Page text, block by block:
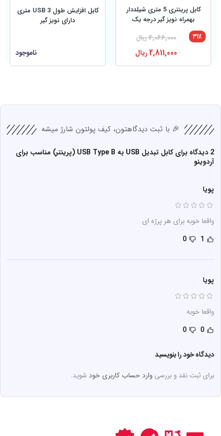
کابل پرینتری 5 متری شیلددار
بهمراه نویز گیر درجه یک
4,066,000ریال
2,811,000ریال
۳۱٪
کابل افزایش طول USB 3 متری
دارای نویز گیر
ناموجود
🎉 با ثبت دیدگاهتون، کیف پولتون شارژ میشه
2 دیدگاه برای
کابل تبدیل USB به USB Type B (پرینتر) مناسب برای
آردوینو
پویا
واقعا خوبه برای هر پرژه ای
1
0
پویا
واقعا خوبه
0
0
دیدگاه خود را بنویسید
برای ثبت نقد و بررسیوارد حساب کاربری خود شوید.